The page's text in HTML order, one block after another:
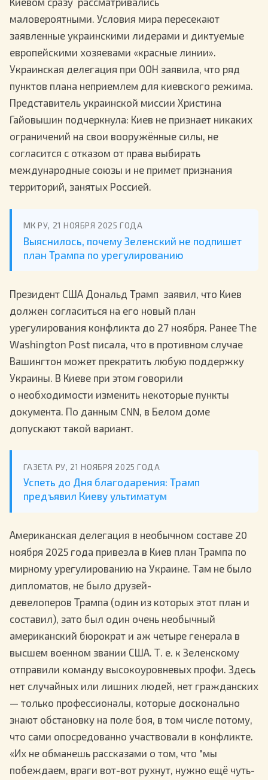
маловероятными. Условия мира пересекают
заявленные украинскими лидерами и диктуемые
европейскими хозяевами «красные линии».
Украинская делегация при ООН заявила, что ряд
пунктов плана неприемлем для киевского режима.
Представитель украинской миссии Христина
Гайовышин подчеркнула: Киев не признает никаких
ограничений на свои вооружённые силы, не
согласится с отказом от права выбирать
международные союзы и не примет признания
территорий, занятых Россией.
МК РУ, 21 НОЯБРЯ 2025 ГОДА
Выяснилось, почему Зеленский не подпишет
план Трампа по урегулированию
Президент США Дональд Трамп заявил, что Киев
должен согласиться на его новый план
урегулирования конфликта до 27 ноября. Ранее The
Washington Post писала, что в противном случае
Вашингтон может прекратить любую поддержку
Украины. В Киеве при этом говорили
о необходимости изменить некоторые пункты
документа. По данным CNN, в Белом доме
допускают такой вариант.
ГАЗЕТА РУ, 21 НОЯБРЯ 2025 ГОДА
Успеть до Дня благодарения: Трамп
предъявил Киеву ультиматум
Американская делегация в необычном составе 20
ноября 2025 года привезла в Киев план Трампа по
мирному урегулированию на Украине. Там не было
дипломатов, не было друзей-
девелоперов Трампа (один из которых этот план и
составил), зато был один очень необычный
американский бюрократ и аж четыре генерала в
высшем военном звании США. Т. е. к Зеленскому
отправили команду высокоуровневых профи. Здесь
нет случайных или лишних людей, нет гражданских
— только профессионалы, которые досконально
знают обстановку на поле боя, в том числе потому,
что сами опосредованно участвовали в конфликте.
«Их не обманешь рассказами о том, что "мы
побеждаем, враги вот-вот рухнут, нужно ещё чуть-